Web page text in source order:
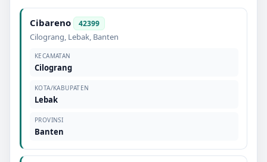
Cibareno 42399
Cilograng, Lebak, Banten
KECAMATAN
Cilograng
KOTA/KABUPATEN
Lebak
PROVINSI
Banten